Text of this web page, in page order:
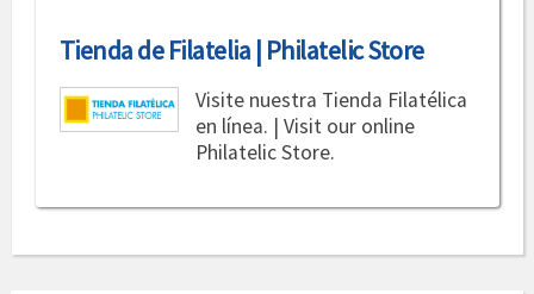
Tienda de Filatelia | Philatelic Store
Visite nuestra Tienda Filatélica
en línea. | Visit our online
Philatelic Store.